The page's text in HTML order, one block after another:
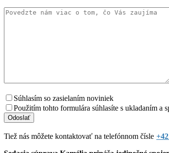
Súhlasím so zasielaním noviniek
Použitím tohto formulára súhlasíte s ukladaním a
Tiež nás môžete kontaktovať na telefónnom čísle